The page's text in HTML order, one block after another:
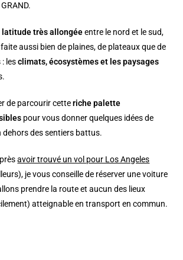
latitude très allongéeentre le nord et le sud,
faite aussi bien de plaines, de plateaux que de
: lesclimats, écosystèmes et les paysages
de parcourir cetteriche palette
pour vous donner quelques idées de
dehors des sentiers battus.
avoir trouvé un vol pour Los Angeles
je vous conseille de réserver une voiture
prendre la route et aucun des lieux
atteignable en transport en commun.